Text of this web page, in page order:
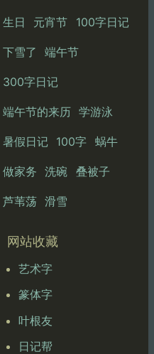
生日 元宵节 100字日记
下雪了 端午节
300字日记
端午节的来历 学游泳
暑假日记 100字 蜗牛
做家务 洗碗 叠被子
芦苇荡 滑雪
网站收藏
艺术字
篆体字
叶根友
日记帮